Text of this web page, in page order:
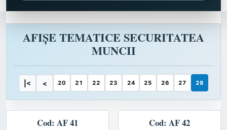
AFIȘE TEMATICE SECURITATEA
MUNCII
|< < 20 21 22 23 24 25 26 27 28
Cod: AF 41 Cod: AF 42